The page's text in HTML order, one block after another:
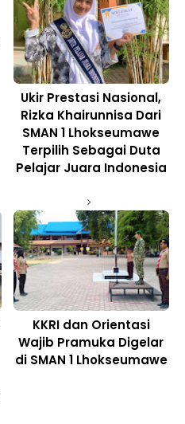
Ukir Prestasi Nasional,
Rizka Khairunnisa Dari
SMAN 1 Lhokseumawe
Terpilih Sebagai Duta
Pelajar Juara Indonesia
KKRI dan Orientasi
Wajib Pramuka Digelar
di SMAN 1 Lhokseumawe